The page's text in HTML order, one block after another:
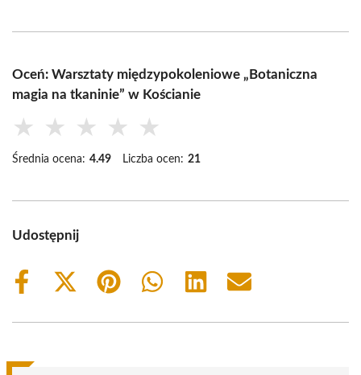
Oceń: Warsztaty międzypokoleniowe „Botaniczna
magia na tkaninie” w Kościanie
★ ★ ★ ★ ★
Średnia ocena: 4.49 Liczba ocen: 21
Udostępnij
Share
Share
(Twitter)
Share
Share
Share
Share